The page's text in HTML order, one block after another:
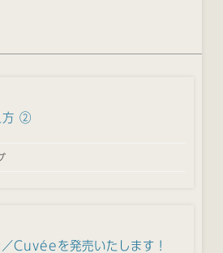
方 ②
Cuvéeを発売いたします！